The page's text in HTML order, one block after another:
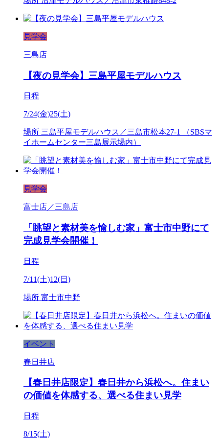
見学会
三島店
【夜の見学会】三島平屋モデルハウス
日程
7/24(金)25(土)
場所 三島平屋モデルハウス／三島市松本27-1 （SBSマ
イホームセンター三島展示場内）
見学会
富士店／三島店
「眺望と素材美を愉しむ家」富士市中野にて
完成見学会開催！
日程
7/11(土)12(日)
場所 富士市中野
イベント
春日井店
【春日井店限定】春日井から浜松へ。住まい
の価値を体感する、選べる住まい見学
日程
8/15(土)